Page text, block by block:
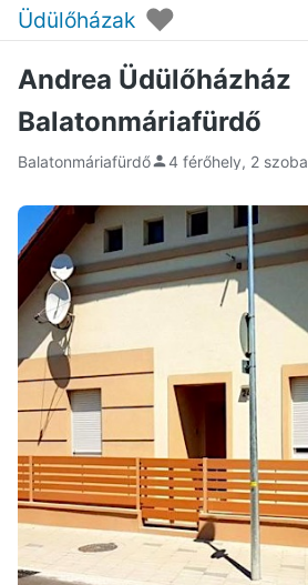
Üdülőházak ♥
Andrea Üdülőházház
Balatonmáriafürdő
Balatonmáriafürdő 4 férőhely, 2 szoba